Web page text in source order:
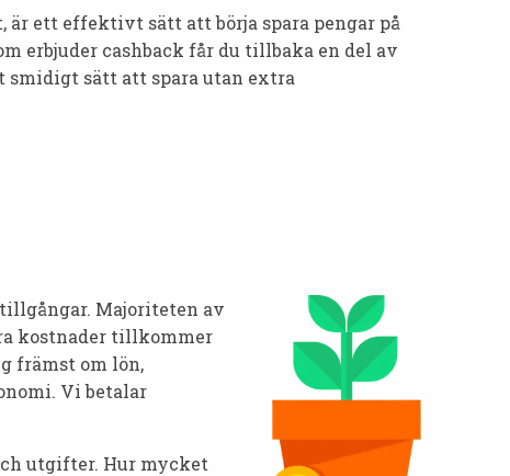
är ett effektivt sätt att börja spara pengar på
erbjuder cashback får du tillbaka en del av
smidigt sätt att spara utan extra
Majoriteten av
kostnader tillkommer
främst om lön,
Vi betalar
utgifter. Hur mycket